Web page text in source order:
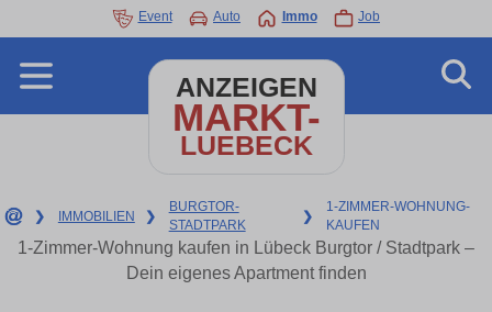
Event Auto Immo Job
ANZEIGEN
MARKT-
LUEBECK
❯ IMMOBILIEN ❯
BURGTOR-
STADTPARK
❯
1-ZIMMER-WOHNUNG-
KAUFEN
1-Zimmer-Wohnung kaufen in Lübeck Burgtor / Stadtpark –
Dein eigenes Apartment finden